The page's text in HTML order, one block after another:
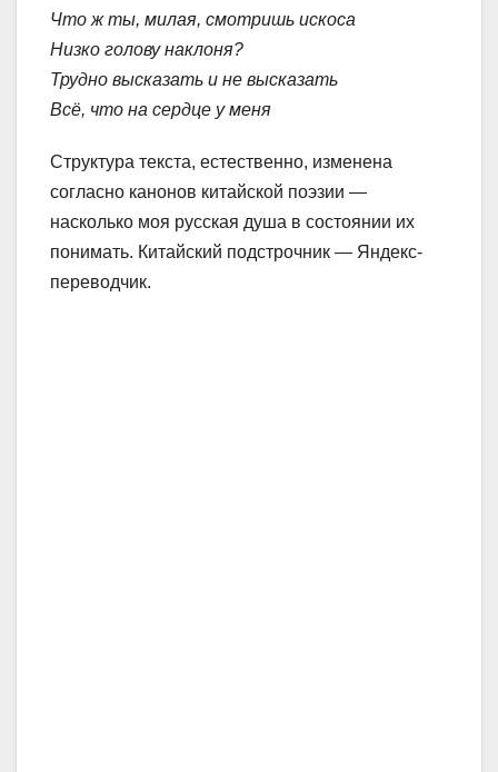
Что ж ты, милая, смотришь искоса
Низко голову наклоня?
Трудно высказать и не высказать
Всё, что на сердце у меня
Структура текста, естественно, изменена
согласно канонов китайской поэзии —
насколько моя русская душа в состоянии их
понимать. Китайский подстрочник — Яндекс-
переводчик.